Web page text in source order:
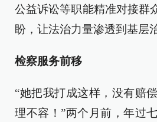
公益诉讼等职能精准对接群
盼，让法治力量渗透到基层
检察服务前移
“她把我打成这样，没有赔
理不容！”两个月前，年过